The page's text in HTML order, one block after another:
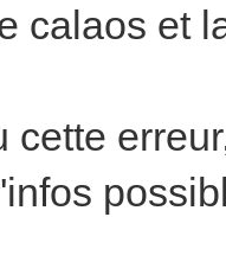
calaos et
cette